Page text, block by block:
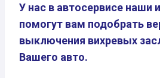
У нас в автосервисе наши
помогут вам подобрать
выключения вихревых
Вашего авто.